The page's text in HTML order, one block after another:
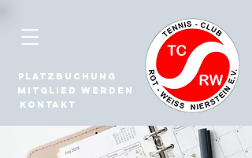
Mitglied werden
Kontakt
Platzbuchung